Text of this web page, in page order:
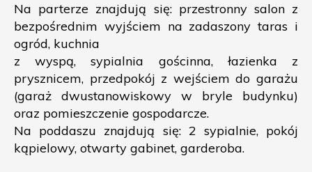
Na parterze znajdują się: przestronny salon z
bezpośrednim wyjściem na zadaszony taras i
ogród, kuchnia
z wyspą, sypialnia gościnna, łazienka z
prysznicem, przedpokój z wejściem do garażu
(garaż dwustanowiskowy w bryle budynku)
oraz pomieszczenie gospodarcze.
Na poddaszu znajdują się: 2 sypialnie, pokój
kąpielowy, otwarty gabinet, garderoba.